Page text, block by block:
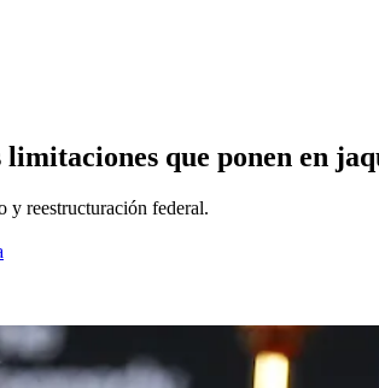
que ponen en
y reestructuración federal.